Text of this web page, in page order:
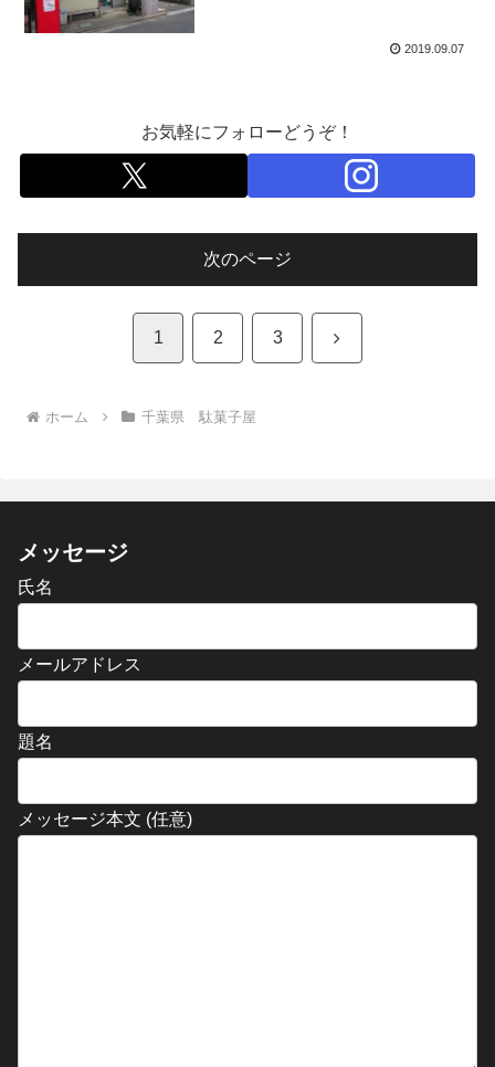
2019.09.07
お気軽にフォローどうぞ！
次のページ
1 2 3 次
ホーム 千葉県 駄菓子屋
メッセージ
氏名
メールアドレス
題名
メッセージ本文 (任意)